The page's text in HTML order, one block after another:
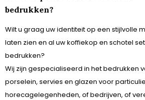
bedrukken?
Wilt u graag uw identiteit op een stijlvolle
laten zien en al uw koffiekop en schotel
bedrukken?
Wij zijn gespecialiseerd in het bedrukken
porselein, servies en glazen voor
horecagelegenheden, of bedrijven, of
Artikel lengte
105
112
115
Meer opties
Inhoud randvol